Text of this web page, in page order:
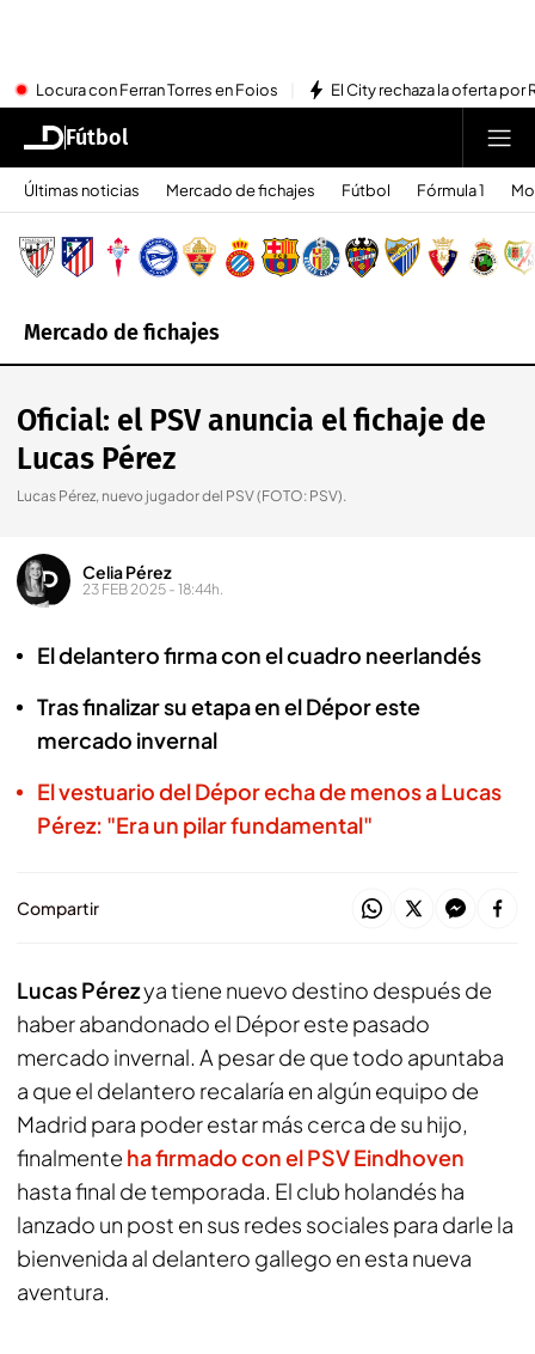
Locura con Ferran Torres en Foios El City rechaza la oferta por
Fútbol
Últimas noticias Mercado de fichajes Fútbol Fórmula 1
Mercado de fichajes
Oficial: el PSV anuncia el fichaje de
Lucas Pérez
Lucas Pérez, nuevo jugador del PSV (FOTO: PSV).
Celia Pérez
23 FEB 2025 - 18:44h.
El delantero firma con el cuadro neerlandés
Tras finalizar su etapa en el Dépor este
mercado invernal
El vestuario del Dépor echa de menos a Lucas
Pérez: "Era un pilar fundamental"
Compartir
Lucas Pérezya tiene nuevo destino después de
haber abandonado el Dépor este pasado
mercado invernal. A pesar de que todo apuntaba
a que el delantero recalaría en algún equipo de
Madrid para poder estar más cerca de su hijo,
finalmente ha firmado con elPSV Eindhoven
hasta final de temporada. El club holandés ha
lanzado un post en sus redes sociales para darle la
bienvenida al delantero gallego en esta nueva
aventura.